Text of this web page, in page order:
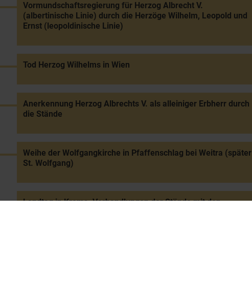
Vormundschaftsregierung für Herzog Albrecht V.
(albertinische Linie) durch die Herzöge Wilhelm, Leopold und
Ernst (leopoldinische Linie)
Tod Herzog Wilhelms in Wien
Anerkennung Herzog Albrechts V. als alleiniger Erbherr durch
die Stände
Weihe der Wolfgangkirche in Pfaffenschlag bei Weitra (später
St. Wolfgang)
Landtag in Krems: Verhandlungen der Stände mit den